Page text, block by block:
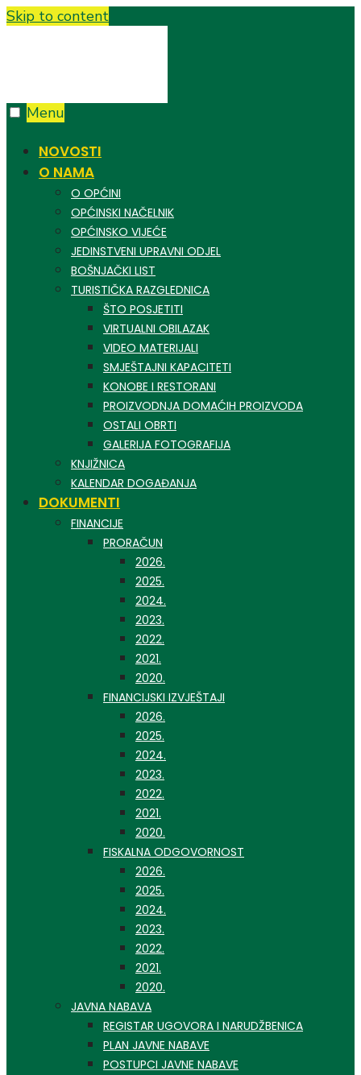
Skip to content
Menu
NOVOSTI
O NAMA
O OPĆINI
OPĆINSKI NAČELNIK
OPĆINSKO VIJEĆE
JEDINSTVENI UPRAVNI ODJEL
BOŠNJAČKI LIST
TURISTIČKA RAZGLEDNICA
ŠTO POSJETITI
VIRTUALNI OBILAZAK
VIDEO MATERIJALI
SMJEŠTAJNI KAPACITETI
KONOBE I RESTORANI
PROIZVODNJA DOMAĆIH PROIZVODA
OSTALI OBRTI
GALERIJA FOTOGRAFIJA
KNJIŽNICA
KALENDAR DOGAĐANJA
DOKUMENTI
FINANCIJE
PRORAČUN
2026.
2025.
2024.
2023.
2022.
2021.
2020.
FINANCIJSKI IZVJEŠTAJI
2026.
2025.
2024.
2023.
2022.
2021.
2020.
FISKALNA ODGOVORNOST
2026.
2025.
2024.
2023.
2022.
2021.
2020.
JAVNA NABAVA
REGISTAR UGOVORA I NARUDŽBENICA
PLAN JAVNE NABAVE
POSTUPCI JAVNE NABAVE